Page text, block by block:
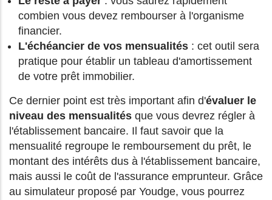
combien vous devez rembourser à l'organisme
financier.
L'échéancier de vos mensualités : cet outil sera
pratique pour établir un tableau d'amortissement
de votre prêt immobilier.
Ce dernier point est très important afin d'évaluer le
niveau des mensualités que vous devrez régler à
l'établissement bancaire. Il faut savoir que la
mensualité regroupe le remboursement du prêt, le
montant des intérêts dus à l'établissement bancaire,
mais aussi le coût de l'assurance emprunteur. Grâce
au simulateur proposé par Youdge, vous pourrez